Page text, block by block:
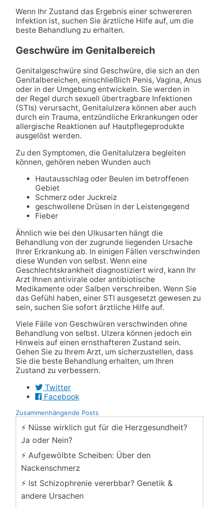
Wenn Ihr Zustand das Ergebnis einer schwereren
Infektion ist, suchen Sie ärztliche Hilfe auf, um die
beste Behandlung zu erhalten.
Geschwüre im Genitalbereich
Genitalgeschwüre sind Geschwüre, die sich an den
Genitalbereichen, einschließlich Penis, Vagina, Anus
oder in der Umgebung entwickeln. Sie werden in
der Regel durch sexuell übertragbare Infektionen
(STIs) verursacht, Genitalulzera können aber auch
durch ein Trauma, entzündliche Erkrankungen oder
allergische Reaktionen auf Hautpflegeprodukte
ausgelöst werden.
Zu den Symptomen, die Genitalulzera begleiten
können, gehören neben Wunden auch
Hautausschlag oder Beulen im betroffenen
Gebiet
Schmerz oder Juckreiz
geschwollene Drüsen in der Leistengegend
Fieber
Ähnlich wie bei den Ulkusarten hängt die
Behandlung von der zugrunde liegenden Ursache
Ihrer Erkrankung ab. In einigen Fällen verschwinden
diese Wunden von selbst. Wenn eine
Geschlechtskrankheit diagnostiziert wird, kann Ihr
Arzt Ihnen antivirale oder antibiotische
Medikamente oder Salben verschreiben. Wenn Sie
das Gefühl haben, einer STI ausgesetzt gewesen zu
sein, suchen Sie sofort ärztliche Hilfe auf.
Viele Fälle von Geschwüren verschwinden ohne
Behandlung von selbst. Ulzera können jedoch ein
Hinweis auf einen ernsthafteren Zustand sein.
Gehen Sie zu Ihrem Arzt, um sicherzustellen, dass
Sie die beste Behandlung erhalten, um Ihren
Zustand zu verbessern.
Twitter
Facebook
Zusammenhängende Posts
⚡ Nüsse wirklich gut für die Herzgesundheit?
Ja oder Nein?
⚡ Aufgewölbte Scheiben: Über den
Nackenschmerz
⚡ Ist Schizophrenie vererbbar? Genetik &
andere Ursachen